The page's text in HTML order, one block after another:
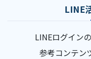
LINE
LINEログイン
参考コンテン